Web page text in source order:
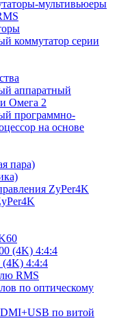
мультивьюеры
коммутатор серии
аппаратный
Омега 2
программно-
на основе
пара)
ZyPer4K
(4K) 4:4:4
(4K) 4:4:4
RMS
по оптическому
по витой